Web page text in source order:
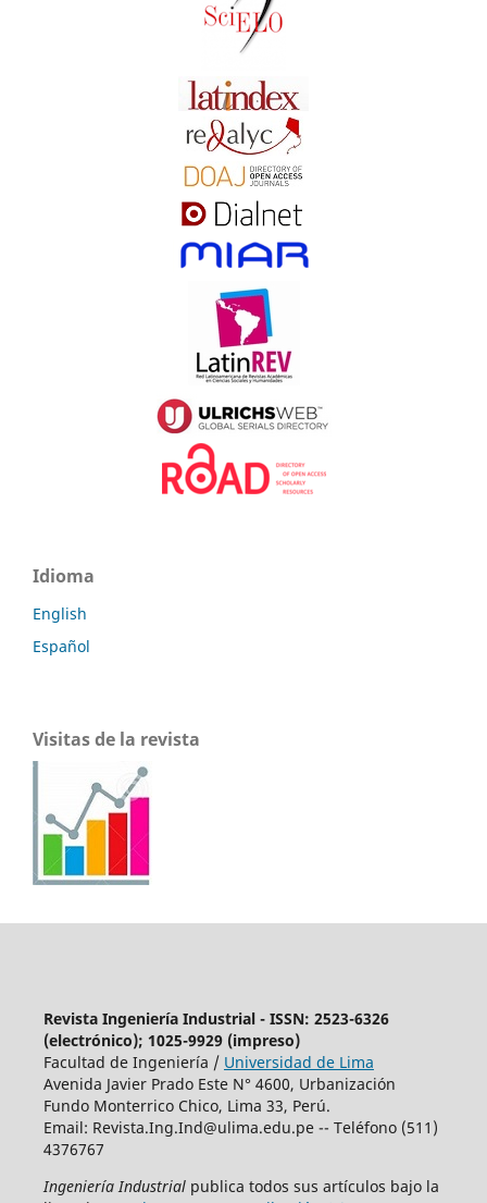
Idioma
English
Español
Visitas de la revista
Revista Ingeniería Industrial - ISSN: 2523-6326
(electrónico); 1025-9929 (impreso)
Facultad de Ingeniería / Universidad de Lima
Avenida Javier Prado Este N° 4600, Urbanización
Fundo Monterrico Chico, Lima 33, Perú.
Email: Revista.Ing.Ind@ulima.edu.pe-- Teléfono (511)
4376767
Ingeniería Industrial publica todos sus artículos bajo la